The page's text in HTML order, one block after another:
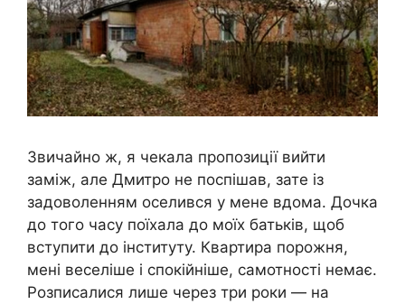
Звичайно ж, я чекала пропозиції вийти
заміж, але Дмитро не поспішав, зате із
задоволенням оселився у мене вдома. Дочка
до того часу поїхала до моїх батьків, щоб
вступити до інституту. Квартира порожня,
мені веселіше і спокійніше, самотності немає.
Розписалися лише через три роки — на